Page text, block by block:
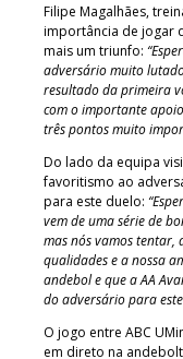
Filipe Magalhães,
importância de jogar
mais um triunfo:
adversário muito
resultado da primeira
com o importante
três pontos muito
Do lado da equipa
favoritismo ao
para este duelo:
vem de uma série de
mas nós vamos tentar,
qualidades e a nossa
andebol e que a AA
do adversário para
O jogo entre ABC
em direto na